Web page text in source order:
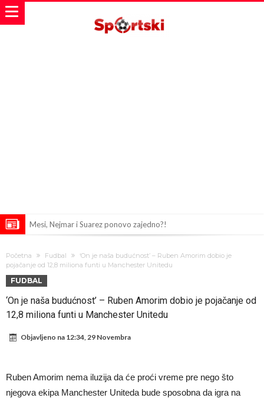
Mesi, Nejmar i Suarez ponovo zajedno?!
miliona eura!
Rashford se vratio u Manchester United. Odbija Tursku i Saudijsku
Arabiju
Darwin Núñez blizu Trabzonsporu
Ferran Torres sve bliže PSG-u
prihvatio najluđi izazov karijere – sam protiv šestorice (Video)
VIDEO Viralni snimak iz Urugvaja: Ispucana lopta izazvala
Početna Fudbal
‘On je naša budućnost’ – Ruben Amorim dobio je
pojačanje od 12,8 miliona funti u Manchester Unitedu
FUDBAL
‘On je naša budućnost’ – Ruben Amorim dobio je pojačanje od
12,8 miliona funti u Manchester Unitedu
Objavljeno na 12:34, 29 Novembra
Ruben Amorim nema iluzija da će proći vreme pre nego što
njegova ekipa Manchester Uniteda bude sposobna da igra na